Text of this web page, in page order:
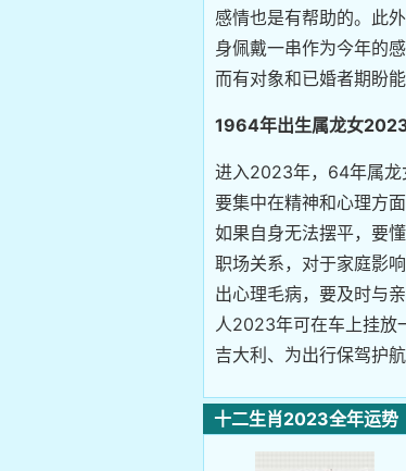
感情也是有帮助的。此
身佩戴一串作为今年的
而有对象和已婚者期盼
1964年出生属龙女
进入2023年，64年属龙
要集中在精神和心理方
如果自身无法摆平，要
职场关系，对于家庭影
出心理毛病，要及时与
人2023年可在车上挂放
吉大利、为出行保驾护航
十二生肖2023全年运势